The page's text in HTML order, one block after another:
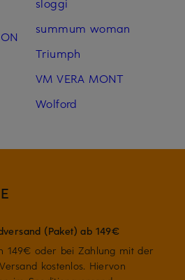
summum woman
Triumph
VM VERA MONT
Wolford
(Paket) ab 149€
149€ oder bei Zahlung mit der
kostenlos. Hiervon